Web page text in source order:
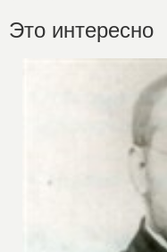
Это интересно